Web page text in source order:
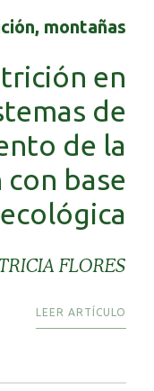
montañas
en
de
de la
base
FLORES
LEER ARTÍCULO